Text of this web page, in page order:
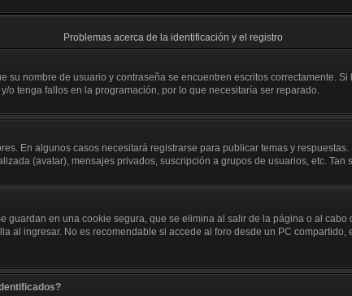
Problemas acerca de la identificación y el registro
su nombre de usuario y contraseña se encuentren escritos correctamente.
o tenga fallos en la programación, por lo que necesitaría ser reparado.
En algunos casos necesitará registrarse para publicar temas y
(avatar), mensajes privados, suscripción a grupos de usuarios, etc.
guardan en una cookie segura, que se elimina al salir de la página o al
al ingresar. No es recomendable si accede al foro desde un PC